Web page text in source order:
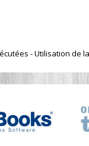
- Utilisation de la